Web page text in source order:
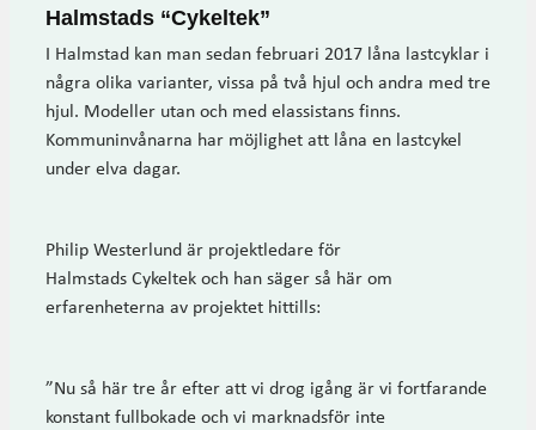
Halmstads “Cykeltek”
I Halmstad kan man sedan februari 2017 låna lastcyklar i
några olika varianter, vissa på två hjul och andra med tre
hjul. Modeller utan och med elassistans finns.
Kommuninvånarna har möjlighet att låna en lastcykel
under elva dagar.
Philip Westerlund är projektledare för
Halmstads Cykeltek och han säger så här om
erfarenheterna av projektet hittills:
”Nu så här tre år efter att vi drog igång är vi fortfarande
konstant fullbokade och vi marknadsför inte